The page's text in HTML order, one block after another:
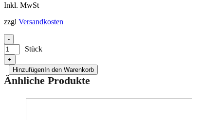
Inkl. MwSt
zzgl Versandkosten
-
Stück
+
HinzufügenIn den Warenkorb
Änhliche Produkte